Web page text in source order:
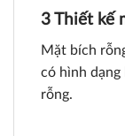
3 Thiết kế
Mặt bích
có hình
rỗng.